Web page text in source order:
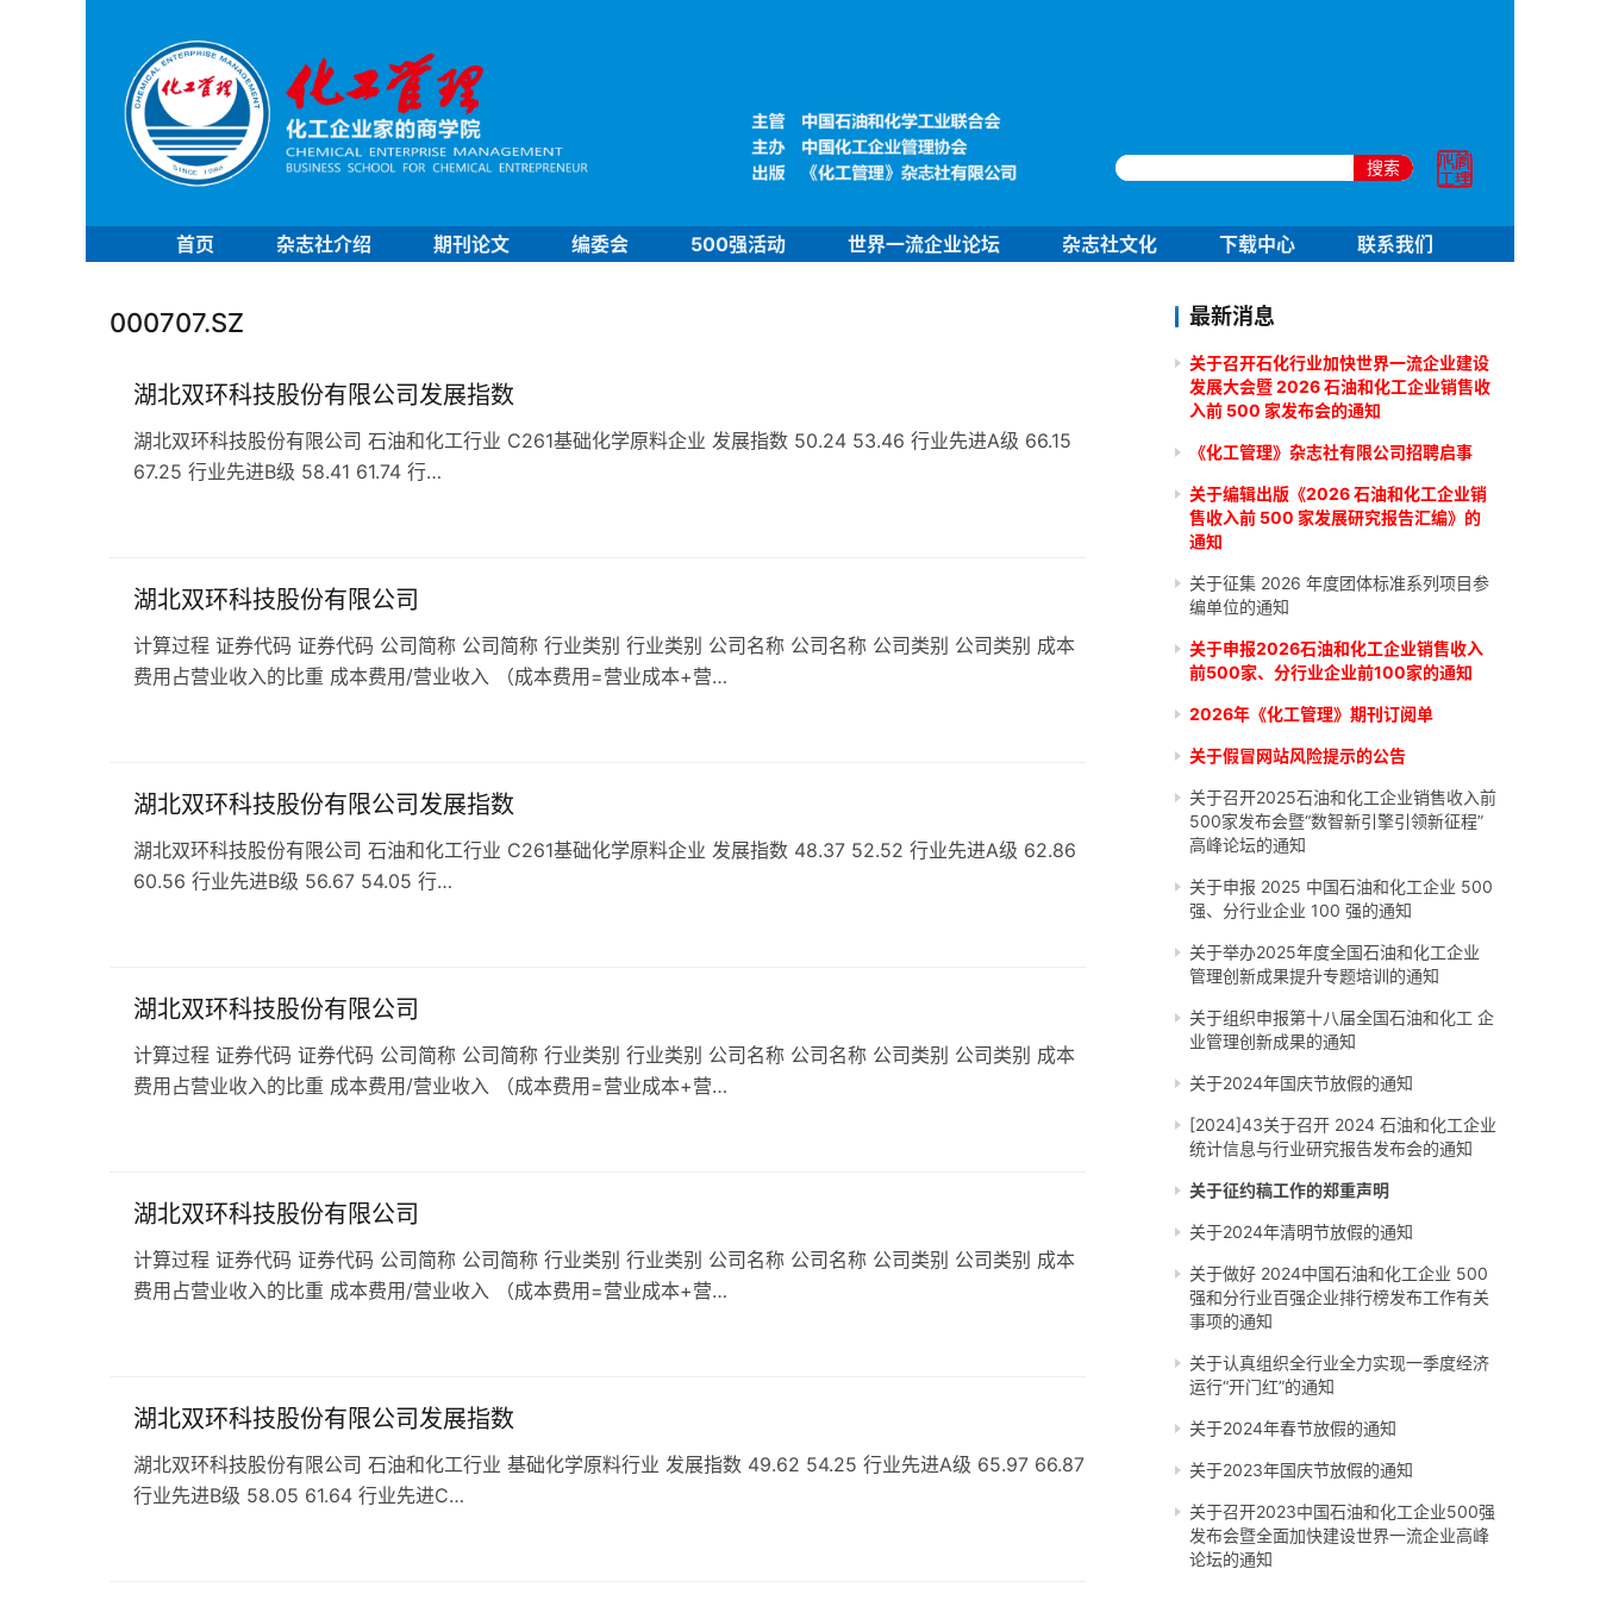
搜索
首页 杂志社介绍 期刊论文 编委会 500强活动 世界一流企业论坛 杂志社文化 下载中心 联系我们
000707.SZ
湖北双环科技股份有限公司发展指数
湖北双环科技股份有限公司 石油和化工行业 C261基础化学原料企业 发展指数 50.24 53.46 行业先进A级 66.15
67.25 行业先进B级 58.41 61.74 行…
湖北双环科技股份有限公司
计算过程 证券代码 证券代码 公司简称 公司简称 行业类别 行业类别 公司名称 公司名称 公司类别 公司类别 成本
费用占营业收入的比重 成本费用/营业收入 （成本费用=营业成本+营…
湖北双环科技股份有限公司发展指数
湖北双环科技股份有限公司 石油和化工行业 C261基础化学原料企业 发展指数 48.37 52.52 行业先进A级 62.86
60.56 行业先进B级 56.67 54.05 行…
湖北双环科技股份有限公司
计算过程 证券代码 证券代码 公司简称 公司简称 行业类别 行业类别 公司名称 公司名称 公司类别 公司类别 成本
费用占营业收入的比重 成本费用/营业收入 （成本费用=营业成本+营…
湖北双环科技股份有限公司
计算过程 证券代码 证券代码 公司简称 公司简称 行业类别 行业类别 公司名称 公司名称 公司类别 公司类别 成本
费用占营业收入的比重 成本费用/营业收入 （成本费用=营业成本+营…
湖北双环科技股份有限公司发展指数
湖北双环科技股份有限公司 石油和化工行业 基础化学原料行业 发展指数 49.62 54.25 行业先进A级 65.97 66.87
行业先进B级 58.05 61.64 行业先进C…
最新消息
关于召开石化行业加快世界一流企业建设
发展大会暨 2026 石油和化工企业销售收
入前 500 家发布会的通知
《化工管理》杂志社有限公司招聘启事
关于编辑出版《2026 石油和化工企业销
售收入前 500 家发展研究报告汇编》的
通知
关于征集 2026 年度团体标准系列项目参
编单位的通知
关于申报2026石油和化工企业销售收入
前500家、分行业企业前100家的通知
2026年《化工管理》期刊订阅单
关于假冒网站风险提示的公告
关于召开2025石油和化工企业销售收入前
500家发布会暨“数智新引擎引领新征程”
高峰论坛的通知
关于申报 2025 中国石油和化工企业 500
强、分行业企业 100 强的通知
关于举办2025年度全国石油和化工企业
管理创新成果提升专题培训的通知
关于组织申报第十八届全国石油和化工 企
业管理创新成果的通知
关于2024年国庆节放假的通知
[2024]43关于召开 2024 石油和化工企业
统计信息与行业研究报告发布会的通知
关于征约稿工作的郑重声明
关于2024年清明节放假的通知
关于做好 2024中国石油和化工企业 500
强和分行业百强企业排行榜发布工作有关
事项的通知
关于认真组织全行业全力实现一季度经济
运行“开门红”的通知
关于2024年春节放假的通知
关于2023年国庆节放假的通知
关于召开2023中国石油和化工企业500强
发布会暨全面加快建设世界一流企业高峰
论坛的通知